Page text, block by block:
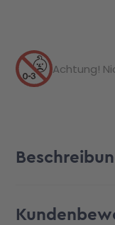
Achtung!